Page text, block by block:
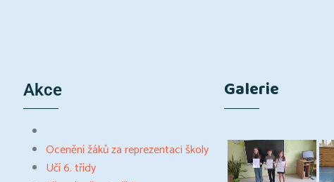
Akce
Ocenění žáků za reprezentaci školy
Učí 6. třídy
Galerie